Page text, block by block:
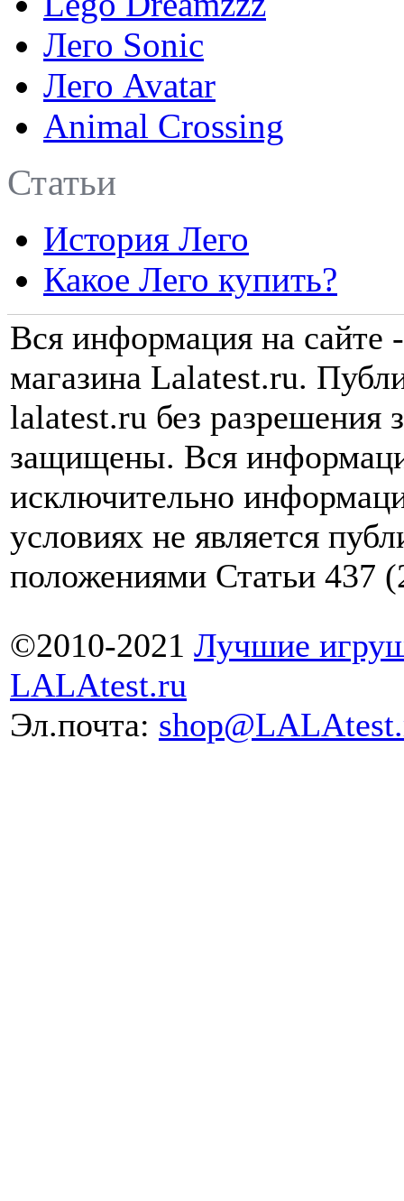
Лего Sonic
Лего Avatar
Animal Crossing
Статьи
История Лего
Какое Лего купить?
Вся информация на сайте
магазина Lalatest.ru.
lalatest.ru без разрешения
защищены. Вся
исключительно
условиях не является
положениями Статьи 437
©2010-2021 Лучшие
LALAtest.ru
Эл.почта: